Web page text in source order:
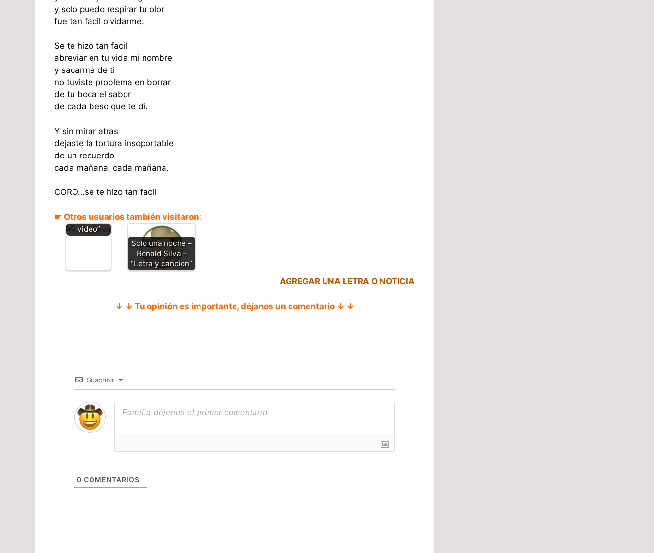
y solo puedo respirar tu olor
fue tan facil olvidarme.
Se te hizo tan facil
abreviar en tu vida mi nombre
y sacarme de ti
no tuviste problema en borrar
de tu boca el sabor
de cada beso que te di.
Y sin mirar atras
dejaste la tortura insoportable
de un recuerdo
cada mañana, cada mañana.
CORO…se te hizo tan facil
☛ Otros usuarios también visitaron:
Piel canela
“Letra y
video”
Solo una noche –
Ronald Silva –
“Letra y cancion”
AGREGAR UNA LETRA O NOTICIA
↓ ↓ Tu opinión es importante, déjanos un comentario ↓ ↓
Suscribir
0 COMENTARIOS